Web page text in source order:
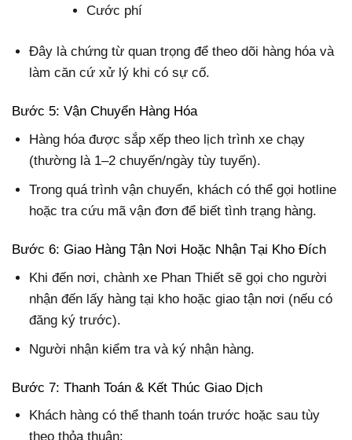
Cước phí
Đây là chứng từ quan trọng để theo dõi hàng hóa và
làm căn cứ xử lý khi có sự cố.
Bước 5: Vận Chuyển Hàng Hóa
Hàng hóa được sắp xếp theo lịch trình xe chạy
(thường là 1–2 chuyến/ngày tùy tuyến).
Trong quá trình vận chuyển, khách có thể gọi hotline
hoặc tra cứu mã vận đơn để biết tình trạng hàng.
Bước 6: Giao Hàng Tận Nơi Hoặc Nhận Tại Kho Đích
Khi đến nơi, chành xe Phan Thiết sẽ gọi cho người
nhận đến lấy hàng tại kho hoặc giao tận nơi (nếu có
đăng ký trước).
Người nhận kiểm tra và ký nhận hàng.
Bước 7: Thanh Toán & Kết Thúc Giao Dịch
Khách hàng có thể thanh toán trước hoặc sau tùy
theo thỏa thuận: